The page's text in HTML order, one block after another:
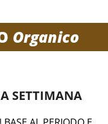
Organico
SETTIMANA